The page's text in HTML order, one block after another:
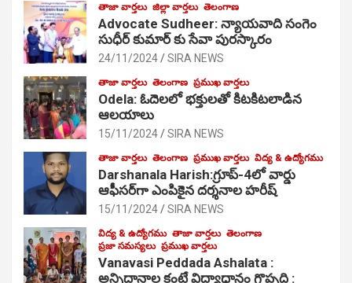
తాజా వార్తలు జిల్లా వార్తలు తెలంగాణ
Advocate Sudheer: న్యాయవాది సంగెం
సుధీర్ కుమార్ కు సేవా పురస్కారం
24/11/2024 SIRA NEWS
తాజా వార్తలు తెలంగాణ ప్రముఖ వార్తలు
Odela: ఓదెల‌లో భక్తులతో కిటకిటలాడిన
ఆల‌యాలు
15/11/2024 SIRA NEWS
తాజా వార్తలు తెలంగాణ ప్రముఖ వార్తలు విద్య & ఉద్యోగము
Darshanala Harish:గ్రూప్-4లో వార్డు
ఆఫీసర్‌గా ఎంపికైన దర్శనాల హరీష్
15/11/2024 SIRA NEWS
విద్య & ఉద్యోగము తాజా వార్తలు తెలంగాణ
ప్రజా సమస్యలు ప్రముఖ వార్తలు
Vanavasi Peddada Ashalata :
అన్నిదానాల కంటే విద్యాధానం గొప్పది :